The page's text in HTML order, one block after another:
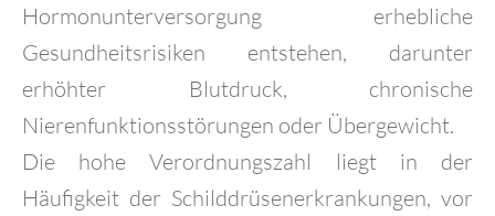
Hormonunterversorgung erhebliche
Gesundheitsrisiken entstehen, darunter
erhöhter Blutdruck, chronische
Nierenfunktionsstörungen oder Übergewicht.
Die hohe Verordnungszahl liegt in der
Häufigkeit der Schilddrüsenerkrankungen, vor